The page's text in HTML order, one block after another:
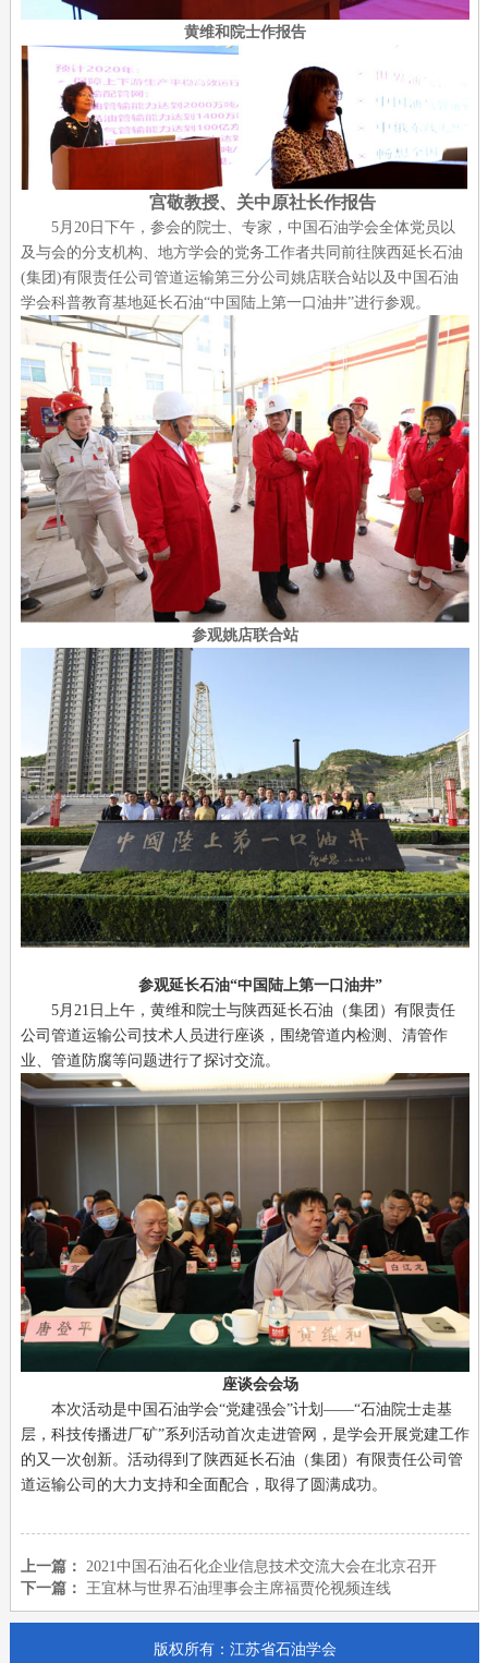
黄维和院士作报告
宫敬教授、关中原社长作报告
5月20日下午，参会的院士、专家，中国石油学会全体党员以
及与会的分支机构、地方学会的党务工作者共同前往陕西延长石油
(集团)有限责任公司管道运输第三分公司姚店联合站以及中国石油
学会科普教育基地延长石油“中国陆上第一口油井”进行参观。
参观姚店联合站
参观延长石油“中国陆上第一口油井”
5月21日上午，黄维和院士与陕西延长石油（集团）有限责任
公司管道运输公司技术人员进行座谈，围绕管道内检测、清管作
业、管道防腐等问题进行了探讨交流。
座谈会会场
本次活动是中国石油学会“党建强会”计划——“石油院士走基
层，科技传播进厂矿”系列活动首次走进管网，是学会开展党建工作
的又一次创新。活动得到了陕西延长石油（集团）有限责任公司管
道运输公司的大力支持和全面配合，取得了圆满成功。
上一篇： 2021中国石油石化企业信息技术交流大会在北京召开
下一篇：
王宜林与世界石油理事会主席福贾伦视频连线
版权所有：江苏省石油学会